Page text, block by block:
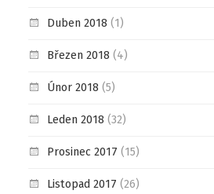
Duben 2018 (1)
Březen 2018 (4)
Únor 2018 (5)
Leden 2018 (32)
Prosinec 2017 (15)
Listopad 2017 (26)